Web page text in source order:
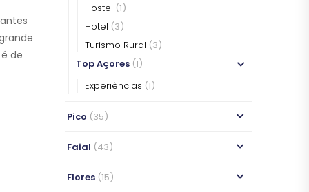
de
O QUE COMER
O QUE COMER
O QUE COMER
O QUE COMER
Hostel (1)
Hotel (3)
Turismo Rural (3)
Top Açores(1)
Experiências (1)
Pico (35)
Faial (43)
Flores(15)